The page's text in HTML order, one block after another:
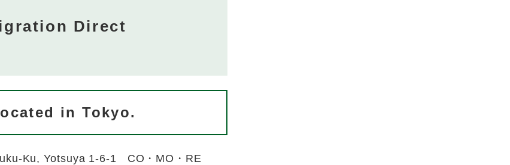
Direct
in Tokyo.
Ku, Yotsuya 1-6-1 CO・MO・RE